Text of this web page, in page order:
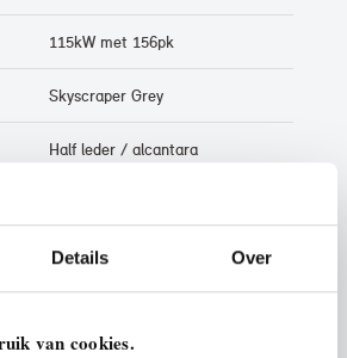
Details Over
van cookies.
115kW met 156pk
Skyscraper Grey
Half leder / alcantara
EN SPECIFICATIES